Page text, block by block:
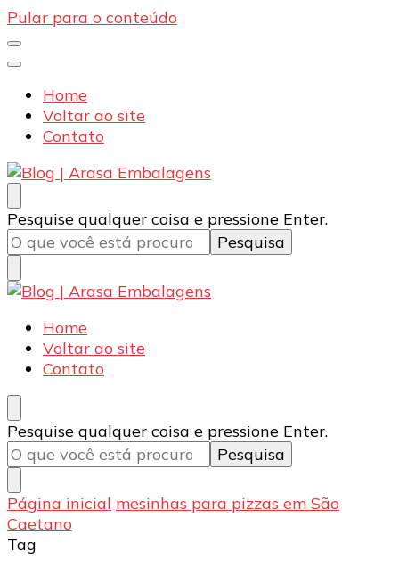
Pular para o conteúdo
Home
Voltar ao site
Contato
Blog | Arasa Embalagens
Confira conteúdos sobre embalagens para pizzas,
doces e salgados. Tudo para seu comércio com a
qualidade Arasa. Leia nossos conteúdos!
Procurando
algo?
Pesquise qualquer coisa e pressione Enter.
Blog | Arasa Embalagens
Confira conteúdos sobre embalagens para pizzas,
doces e salgados. Tudo para seu comércio com a
qualidade Arasa. Leia nossos conteúdos!
Home
Voltar ao site
Contato
Procurando
algo?
Pesquise qualquer coisa e pressione Enter.
Página inicial mesinhas para pizzas em São
Caetano
Tag